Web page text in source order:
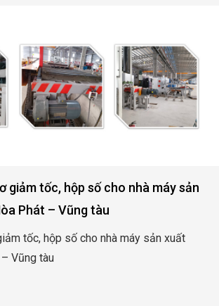
giảm tốc, hộp số cho nhà máy sản
Phát – Vũng tàu
tốc, hộp số cho nhà máy sản xuất
Vũng tàu